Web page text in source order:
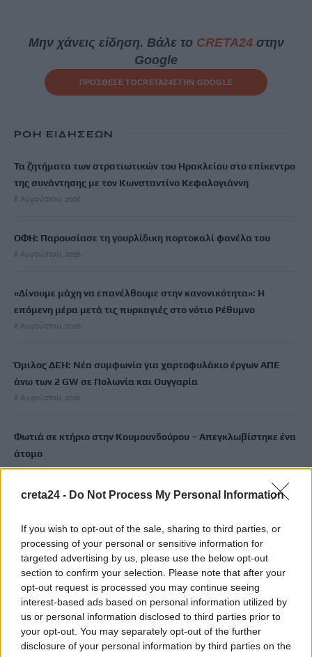
creta24 - Do Not Process My Personal Information
If you wish to opt-out of the sale, sharing to third parties, or
processing of your personal or sensitive information for
targeted advertising by us, please use the below opt-out
section to confirm your selection. Please note that after your
opt-out request is processed you may continue seeing
interest-based ads based on personal information utilized by
us or personal information disclosed to third parties prior to
your opt-out. You may separately opt-out of the further
disclosure of your personal information by third parties on the
Μην χάνεις είδηση. Βάλε το CRETA24στην
Google
ΠΡΟΣΘΕΣΕ ΤΟCRETA24ΣΤΗΝ GOOGLE
ΡΟΗ ΕΙΔΗΣΕΩΝ
Τα ζητήματα των στρατιωτικών του Ηρακλείου στο επίκεντρο
της συνάντησης με τον Κωνσταντίνο Κεφαλογιάννη
8 Αυγούστου, 2026
ΟΦΗ: Παρουσίασε τη γουρλίδικη πορτοκαλί φανέλα του
8 Αυγούστου, 2026
«Δίνουμε μάχη να επανέλθουμε στην κανονικότητα»: Η
επόμενη μέρα μετά τις πυρκαγιές στο νότιο Ρέθυμνο
8 Αυγούστου, 2026
Όμιλος ΔΕΗ: Νέα συμφωνία για χαρτοφυλάκιο έργων ΑΠΕ
άνω των 2 GW σε Πολωνία και Ουγγαρία
8 Αυγούστου, 2026
Φωτιά σε κτήριο στην Κουμουνδούρου – Απεγκλωβίστηκε ένα
άτομο
8 Αυγούστου, 2026
– Την απομάκρυνε με φουσκωτό επισκέπτης
8 Αυγούστου, 2026
e-ΕΦΚΑ – ΔΥΠΑ: Ο «χάρτης» των πληρωμών από την Δευτέρα
έως την Παρασκευή 14 Αυγούστου
8 Αυγούστου, 2026
Νύχτα-κόλαση στο Κίεβο και την περιφέρειά του: Τρεις